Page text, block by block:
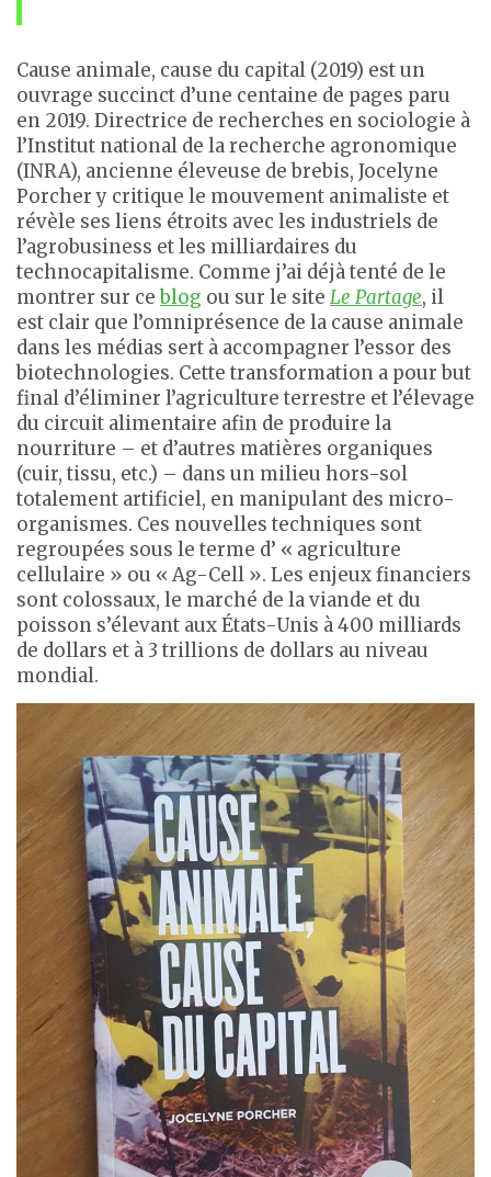
Cause animale, cause du capital (2019) est un
ouvrage succinct d’une centaine de pages paru
en 2019. Directrice de recherches en sociologie à
l’Institut national de la recherche agronomique
(INRA), ancienne éleveuse de brebis, Jocelyne
Porcher y critique le mouvement animaliste et
révèle ses liens étroits avec les industriels de
l’agrobusiness et les milliardaires du
technocapitalisme. Comme j’ai déjà tenté de le
montrer sur ceblog ou sur le site Le Partage, il
est clair que l’omniprésence de la cause animale
dans les médias sert à accompagner l’essor des
biotechnologies. Cette transformation a pour but
final d’éliminer l’agriculture terrestre et l’élevage
du circuit alimentaire afin de produire la
nourriture – et d’autres matières organiques
(cuir, tissu, etc.) – dans un milieu hors-sol
totalement artificiel, en manipulant des micro-
organismes. Ces nouvelles techniques sont
regroupées sous le terme d’ « agriculture
cellulaire » ou « Ag-Cell ». Les enjeux financiers
sont colossaux, le marché de la viande et du
poisson s’élevant aux États-Unis à 400 milliards
de dollars et à 3 trillions de dollars au niveau
mondial.